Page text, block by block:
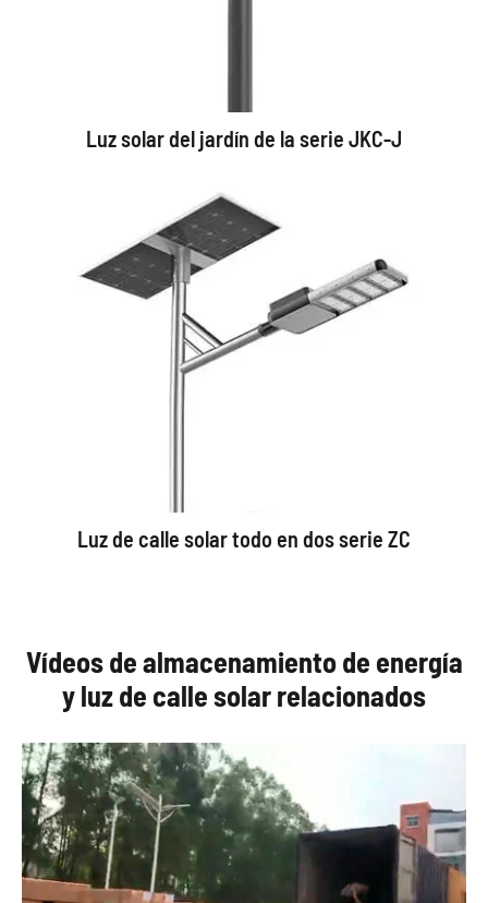
Luz solar del jardín de la serie JKC-J
Luz de calle solar todo en dos serie ZC
Vídeos de almacenamiento de energía
y luz de calle solar relacionados